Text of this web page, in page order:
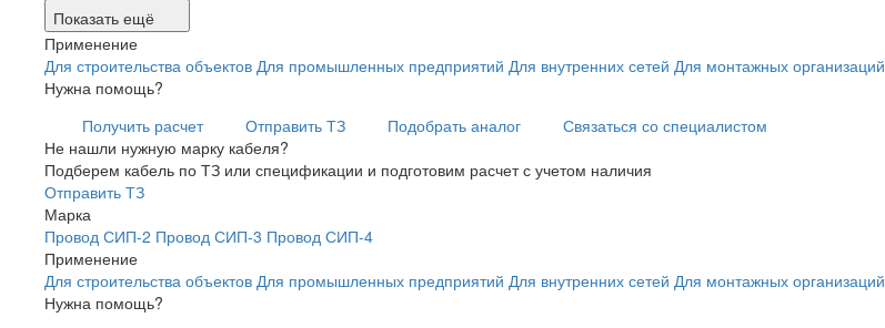
Показать ещё
Применение
Для строительства объектов Для промышленных предприятий Для внутренних сетей Для монтажных организаций
Нужна помощь?
Получить расчет
Отправить ТЗ Подобрать аналог
Связаться со специалистом
Не нашли нужную марку кабеля?
Подберем кабель по ТЗ или спецификации и подготовим расчет с учетом наличия
Отправить ТЗ
Марка
Провод СИП-2 Провод СИП-3 Провод СИП-4
Применение
Для строительства объектов Для промышленных предприятий Для внутренних сетей Для монтажных организаций
Нужна помощь?